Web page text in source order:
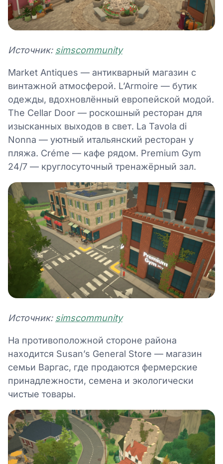
Источник: simscommunity
Market Antiques — антикварный магазин с
винтажной атмосферой. L’Armoire — бутик
одежды, вдохновлённый европейской модой.
The Cellar Door — роскошный ресторан для
изысканных выходов в свет. La Tavola di
Nonna — уютный итальянский ресторан у
пляжа. Créme — кафе рядом. Premium Gym
24/7 — круглосуточный тренажёрный зал.
Источник: simscommunity
На противоположной стороне района
находится Susan’s General Store — магазин
семьи Варгас, где продаются фермерские
принадлежности, семена и экологически
чистые товары.